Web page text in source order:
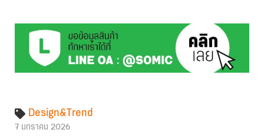
Design&Trend
7 มกราคม 2026